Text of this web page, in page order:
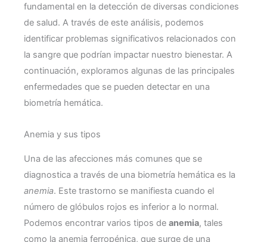
fundamental en la detección de diversas condiciones
de salud. A través de este análisis, podemos
identificar problemas significativos relacionados con
la sangre que podrían impactar nuestro bienestar. A
continuación, exploramos algunas de las principales
enfermedades que se pueden detectar en una
biometría hemática.
Anemia y sus tipos
Una de las afecciones más comunes que se
diagnostica a través de una biometría hemática es la
anemia. Este trastorno se manifiesta cuando el
número de glóbulos rojos es inferior a lo normal.
Podemos encontrar varios tipos de anemia, tales
como la anemia ferropénica, que surge de una